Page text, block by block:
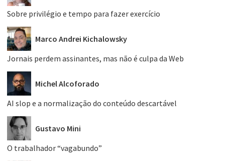
Sobre privilégio e tempo para fazer exercício
Marco Andrei Kichalowsky
Jornais perdem assinantes, mas não é culpa da Web
Michel Alcoforado
AI slop e a normalização do conteúdo descartável
Gustavo Mini
O trabalhador “vagabundo”